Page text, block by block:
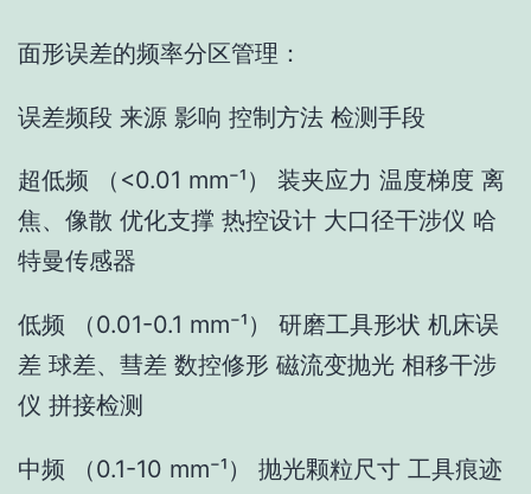
面形误差的频率分区管理：
误差频段 来源 影响 控制方法 检测手段
超低频 （<0.01 mm⁻¹） 装夹应力 温度梯度 离
焦、像散 优化支撑 热控设计 大口径干涉仪 哈
特曼传感器
低频 （0.01-0.1 mm⁻¹） 研磨工具形状 机床误
差 球差、彗差 数控修形 磁流变抛光 相移干涉
仪 拼接检测
中频 （0.1-10 mm⁻¹） 抛光颗粒尺寸 工具痕迹